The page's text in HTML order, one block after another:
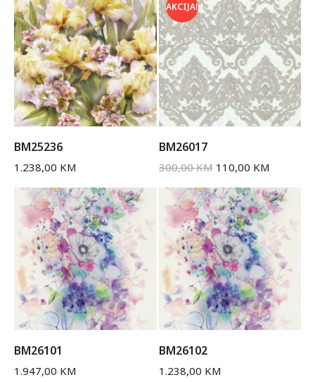
BM25236
1.238,00 KM
AKCIJA!
BM26017
300,00KM 110,00 KM
BM26101
1.947,00 KM
BM26102
1.238,00 KM